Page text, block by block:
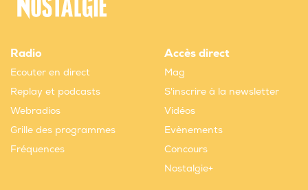
Radio
Ecouter en direct
Replay et podcasts
Webradios
Grille des programmes
Fréquences
Accès direct
Mag
S'inscrire à la newsletter
Vidéos
Evènements
Concours
Nostalgie+